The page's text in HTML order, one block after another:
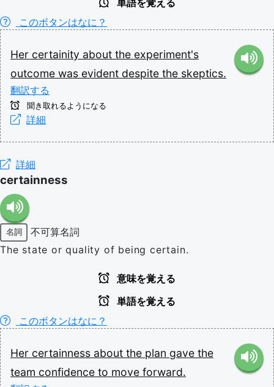
単語を覚える
このボタンはなに？
Her certainity about the experiment's
outcome was evident despite the skeptics.
翻訳する
聞き取れるようになる
詳細
詳細
certainness
名詞
不可算名詞
The state or quality of being certain.
意味を覚える
単語を覚える
このボタンはなに？
Her certainness about the plan gave the
team confidence to move forward.